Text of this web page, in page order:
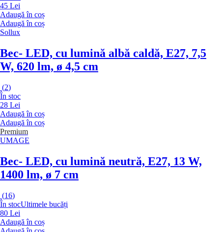
45 Lei
Adaugă în coș
Adaugă în coș
Sollux
Bec- LED, cu lumină albă caldă, E27, 7,5
W, 620 lm, ø 4,5 cm
(2)
În stoc
28 Lei
Adaugă în coș
Adaugă în coș
Premium
UMAGE
Bec- LED, cu lumină neutră, E27, 13 W,
1400 lm, ø 7 cm
(16)
În stocUltimele bucăți
80 Lei
Adaugă în coș